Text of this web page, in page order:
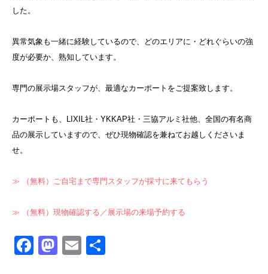
した。
異常気象も一緒に経験しているので、どのエリアに・どれぐらいの強
度が必要か、熟知しています。
専門の展示場スタッフが、最適なカーポートをご提案致します。
カーポートも、LIXIL社・YKKAP社・三協アルミ社他、全国の有名商
品の展示していますので、ぜひ現物確認を兼ねてお越しくださいま
せ。
≫ （無料）ご自宅まで専門スタッフが採寸に来てもらう
≫ （無料）現物確認する／展示場の来場予約する
Facebook
Mastodon
Email